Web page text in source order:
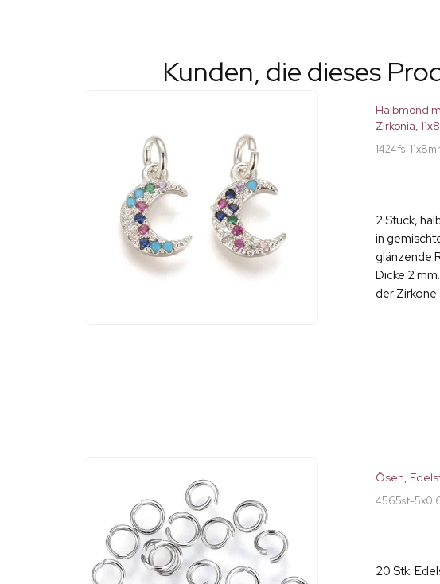
Kunden, die dieses
Halbmond
Zirkonia,
1424fs-
2 Stück,
in
glänzende
Dicke 2
der Zirkone
Ösen,
4565st-
20 Stk.